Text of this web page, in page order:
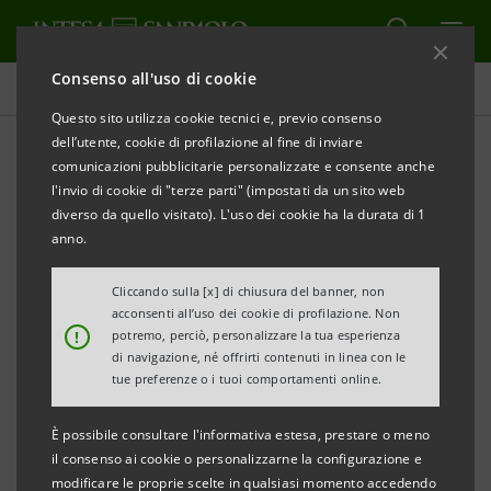
Consenso all'uso di cookie
Questo sito utilizza cookie tecnici e, previo consenso
dell’utente, cookie di profilazione al fine di inviare
comunicazioni pubblicitarie personalizzate e consente anche
l'invio di cookie di "terze parti" (impostati da un sito web
diverso da quello visitato). L'uso dei cookie ha la durata di 1
anno.
!
Cliccando sulla [x] di chiusura del banner, non
acconsenti all’uso dei cookie di profilazione. Non
potremo, perciò, personalizzare la tua esperienza
di navigazione, né offrirti contenuti in linea con le
tue preferenze o i tuoi comportamenti online.
È possibile consultare l'informativa estesa, prestare o meno
il consenso ai cookie o personalizzarne la configurazione e
modificare le proprie scelte in qualsiasi momento accedendo
Investor relations
Presentazioni
STAMPA AGGIORNA
In quest'area si trovano le presentazioni di Intesa
Sanpaolo pubblicate dopo il 1° gennaio 2007, data di
decorrenza della fusione tra Banca Intesa e Sanpaolo
IMI. Per tutte le presentazioni anteriori a tale data, si
può fare riferimento ai precedenti siti delle due